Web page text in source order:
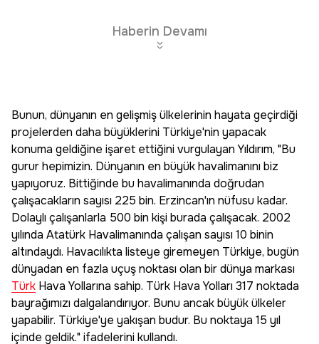
Haberin Devamı
Bunun, dünyanın en gelişmiş ülkelerinin hayata geçirdiği
projelerden daha büyüklerini Türkiye'nin yapacak
konuma geldiğine işaret ettiğini vurgulayan Yıldırım, "Bu
gurur hepimizin. Dünyanın en büyük havalimanını biz
yapıyoruz. Bittiğinde bu havalimanında doğrudan
çalışacakların sayısı 225 bin. Erzincan'ın nüfusu kadar.
Dolaylı çalışanlarla 500 bin kişi burada çalışacak. 2002
yılında Atatürk Havalimanında çalışan sayısı 10 binin
altındaydı. Havacılıkta listeye giremeyen Türkiye, bugün
dünyadan en fazla uçuş noktası olan bir dünya markası
Türk Hava Yollarına sahip. Türk Hava Yolları 317 noktada
bayrağımızı dalgalandırıyor. Bunu ancak büyük ülkeler
yapabilir. Türkiye'ye yakışan budur. Bu noktaya 15 yıl
içinde geldik." ifadelerini kullandı.